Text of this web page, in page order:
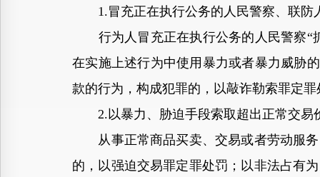
1.冒充正在执行公务的人民警察、联防
行为人冒充正在执行公务的人民警察“
在实施上述行为中使用暴力或者暴力威胁
款的行为，构成犯罪的，以敲诈勒索罪定
2.以暴力、胁迫手段索取超出正常交易
从事正常商品买卖、交易或者劳动服务
的，以强迫交易罪定罪处罚；以非法占有